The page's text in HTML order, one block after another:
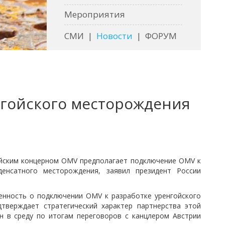
Мероприятия
СМИ | Новости | ФОРУМ
месторождения
концерном OMV предполагает подключение OMV к
месторождения, заявил президент России
о подключении OMV к разработке уренгойского
стратегический характер партнерства этой
среду по итогам переговоров с канцлером Австрии